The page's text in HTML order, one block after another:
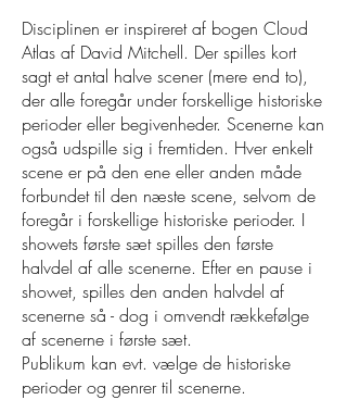
Disciplinen er inspireret af bogen Cloud
Atlas af David Mitchell. Der spilles kort
sagt et antal halve scener (mere end to),
der alle foregår under forskellige historiske
perioder eller begivenheder. Scenerne kan
også udspille sig i fremtiden. Hver enkelt
scene er på den ene eller anden måde
forbundet til den næste scene, selvom de
foregår i forskellige historiske perioder. I
showets første sæt spilles den første
halvdel af alle scenerne. Efter en pause i
showet, spilles den anden halvdel af
scenerne så - dog i omvendt rækkefølge
af scenerne i første sæt.
Publikum kan evt. vælge de historiske
perioder og genrer til scenerne.